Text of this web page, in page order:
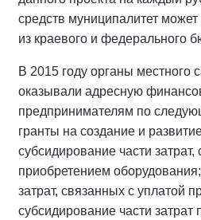
средств муниципалитет
из краевого и федерального
В 2015 году органы местного
оказывали адресную
предпринимателям по
гранты на создание и
субсидирование части затрат,
приобретением
затрат, связанных с уплатой
субсидирование части затрат